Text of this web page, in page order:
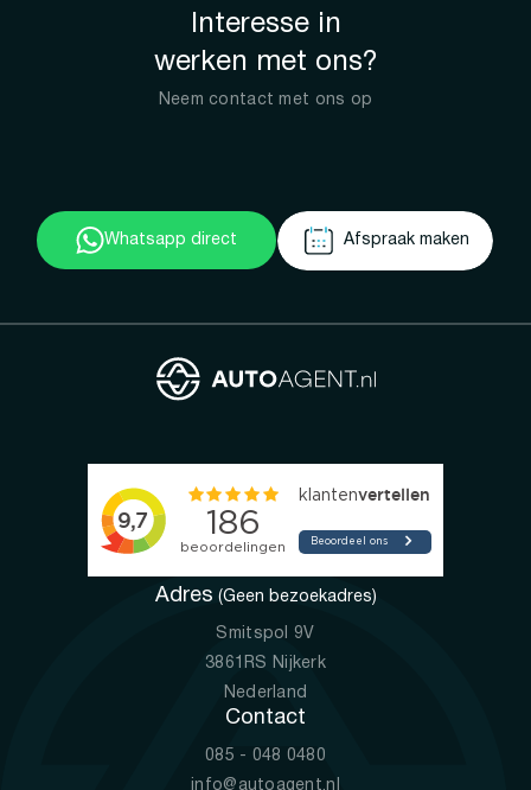
Interesse in
werken met ons?
Neem contact met ons op
Whatsapp direct Afspraak maken
Adres (Geen bezoekadres)
Smitspol 9V
3861RS Nijkerk
Nederland
Contact
085 - 048 0480
info@autoagent.nl